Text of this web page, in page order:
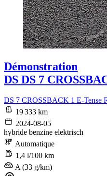
Démonstration
DS DS 7
DS 7 CROSSBACK 1 E-Tense
19 333 km
2024-08-05
hybride benzine elektrisch
Automatique
1,4 l/100 km
A (33 g/km)